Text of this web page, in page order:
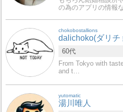
の為のアプリの情報
chokobostallions
dalichoko(ダリチ
60代
From Tokyo with
and t…
yutomatic
湯川唯人